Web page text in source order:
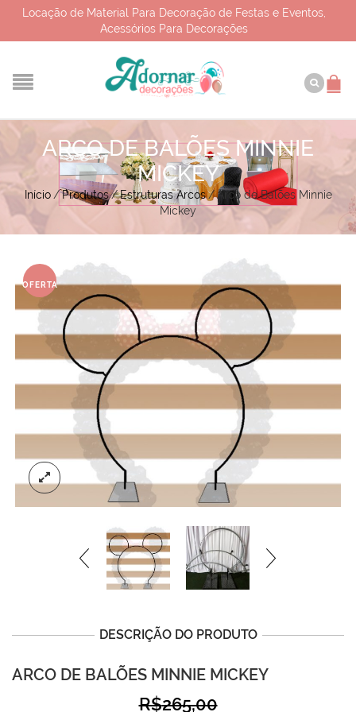
Locação de Material Para Decoração de Festas e Eventos,
Acessórios Para Decorações
ARCO DE BALÕES MINNIE
MICKEY
Início /Produtos/Estruturas Arcos/Arco de Balões Minnie
Mickey
OFERTA
DESCRIÇÃO DO PRODUTO
ARCO DE BALÕES MINNIE MICKEY
R$265,00